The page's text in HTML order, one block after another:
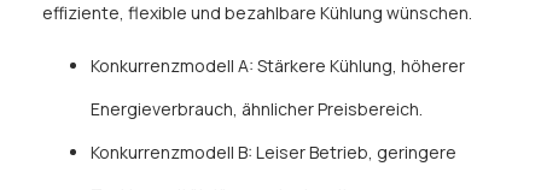
effiziente, flexible und bezahlbare Kühlung wünschen.
Konkurrenzmodell A: Stärkere Kühlung, höherer
Energieverbrauch, ähnlicher Preisbereich.
Konkurrenzmodell B: Leiser Betrieb, geringere